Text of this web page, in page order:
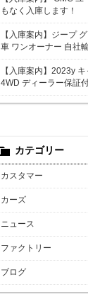
もなく入庫します！
【入庫案内】ジープ
車 ワンオーナー 自社
【入庫案内】2023y
4WD ディーラー保証
カテゴリー
カスタマー
カーズ
ニュース
ファクトリー
ブログ